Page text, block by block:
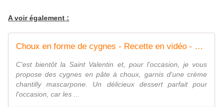
A voir également :
Choux en forme de cygnes - Recette en vidéo - www.sucreetepices.com
C'est bientôt la Saint Valentin et, pour l'occasion, je vous
propose des cygnes en pâte à choux, garnis d'une crème
chantilly mascarpone. Un délicieux dessert parfait pour
l'occasion, car les ...